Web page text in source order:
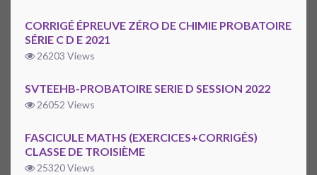
CORRIGÉ ÉPREUVE ZÉRO DE CHIMIE PROBATOIRE
SÉRIE C D E 2021
26203 Views
SVTEEHB-PROBATOIRE SERIE D SESSION 2022
26052 Views
FASCICULE MATHS (EXERCICES+CORRIGÉS)
CLASSE DE TROISIÈME
25320 Views